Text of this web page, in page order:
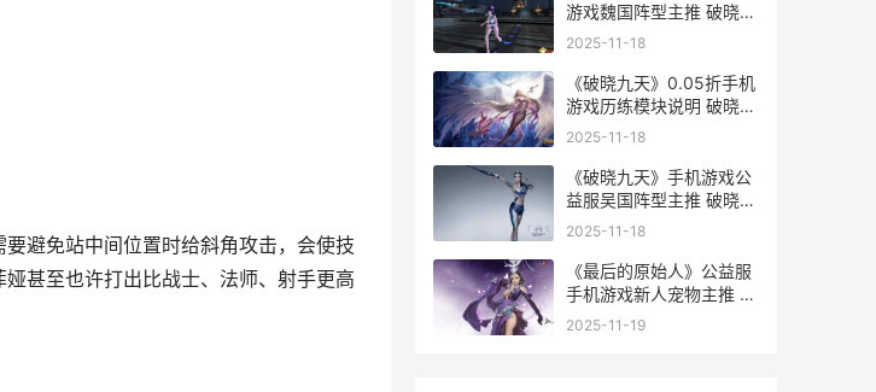
避免站中间位置时给斜角攻击，会使技
甚至也许打出比战士、法师、射手更高
游戏魏国阵型主推 破晓天
是什么意思
2025-11-18
《破晓九天》0.05折手机
游戏历练模块说明 破晓
pb
2025-11-18
《破晓九天》手机游戏公
益服吴国阵型主推 破晓九
天游戏
2025-11-18
《最后的原始人》公益服
手机游戏新人宠物主推 最
后的原始人攻略
2025-11-19